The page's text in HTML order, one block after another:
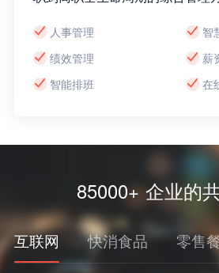
人事管理
智
绩效管理
薪
智能排班
在
85000+ 企业的
互联网 快消食品 零售